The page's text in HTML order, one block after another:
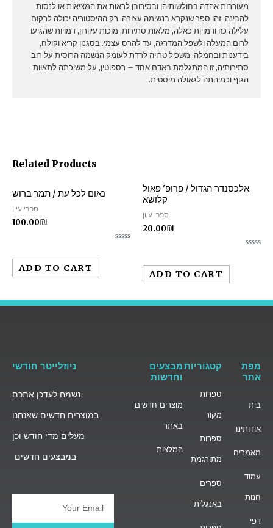
Related Products
אלכסנדר הגדול / פרופ' פאול
קלושא
ספרי עיון
20.00₪
ADD TO CART
נאום לכל עת / תמר ברוש
ספרי עיון
100.00₪
ADD TO CART
מעוררות אהדה בחולשותיהן ובסירובן לראות את המציאות או לנסות
להבינה. זהו ספר שנקרא בנשימה עצורה. רק ההיסטוריה יכולה לרקום
עלילה כזו ודמויות כאלה, מלאות סתירות, מוכות עיוורון, דמויות שהגיעו
לרום המעלה ולשפל המדרגה, עד להרס עצמי. בסגנון קריא וקולח,
בידענות ובחמלה, משכיל טרויה לרדת לעומק הנשמה הרוסית על רוב
סתירותיה, זו המתגלמת באדם אחד – רספוטין, על משיכתה לתאוות
הגוף וכמיהתה לגאולה מיסטית.
מפת
אתר
בית
אודותינו
מאמרים
עמוד
חנות
דפי
קטגוריות
ספרות
מקור
ספרות
מתורגמת
ספרים
באנגלית
מבצעים
וחדשות
מוצרים חדשים
באתר
המלצות
ניוזלייטר חודשי
נשמח לעדכן אתכם
במוצרים חדשים שאנחנו
מעלים מדי חודש וכן
במבצעים חדשים
Email